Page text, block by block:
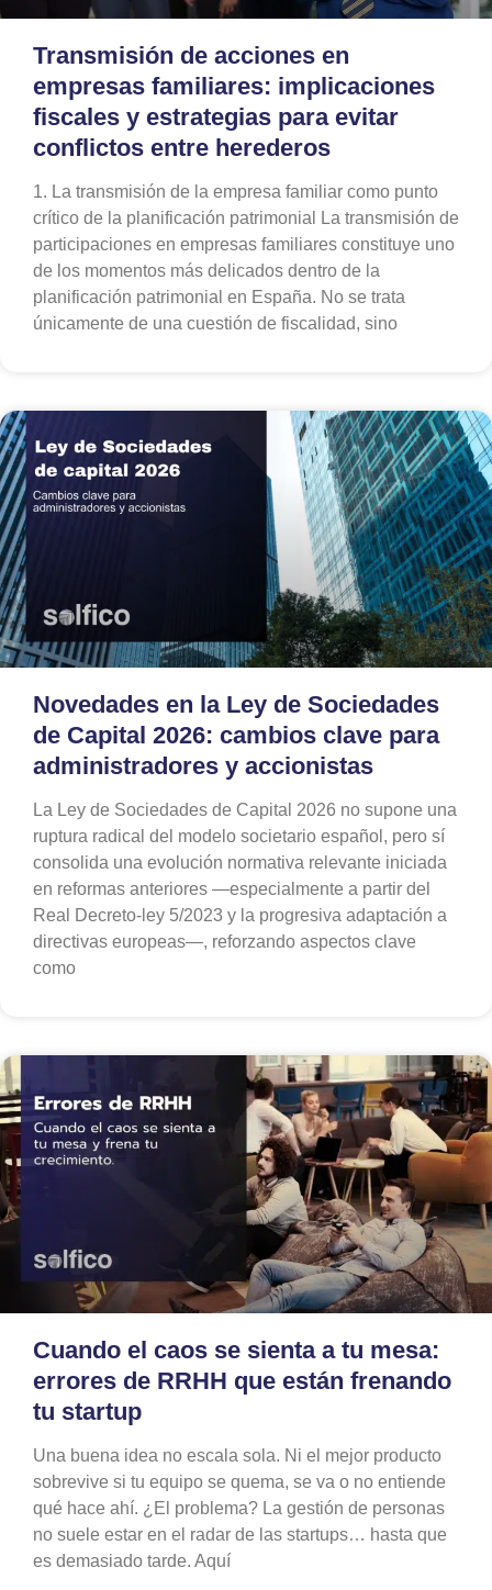
Transmisión de acciones en
empresas familiares: implicaciones
fiscales y estrategias para evitar
conflictos entre herederos
1. La transmisión de la empresa familiar como punto
crítico de la planificación patrimonial La transmisión de
participaciones en empresas familiares constituye uno
de los momentos más delicados dentro de la
planificación patrimonial en España. No se trata
únicamente de una cuestión de fiscalidad, sino
Novedades en la Ley de Sociedades
de Capital 2026: cambios clave para
administradores y accionistas
La Ley de Sociedades de Capital 2026 no supone una
ruptura radical del modelo societario español, pero sí
consolida una evolución normativa relevante iniciada
en reformas anteriores —especialmente a partir del
Real Decreto-ley 5/2023 y la progresiva adaptación a
directivas europeas—, reforzando aspectos clave
como
Cuando el caos se sienta a tu mesa:
errores de RRHH que están frenando
tu startup
Una buena idea no escala sola. Ni el mejor producto
sobrevive si tu equipo se quema, se va o no entiende
qué hace ahí. ¿El problema? La gestión de personas
no suele estar en el radar de las startups… hasta que
es demasiado tarde. Aquí